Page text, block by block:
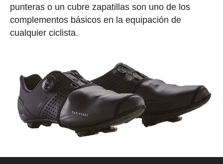
punteras o un cubre zapatillas son uno de los
complementos básicos en la equipación de
cualquier ciclista.